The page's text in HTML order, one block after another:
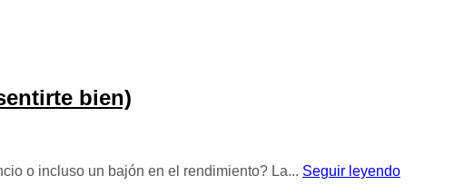
bien)
o incluso un bajón en el rendimiento? La... Seguir leyendo